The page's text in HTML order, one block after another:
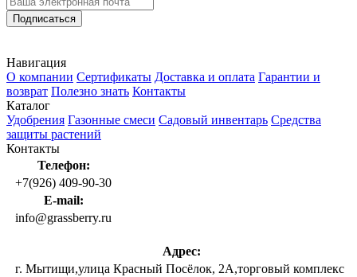
Подписаться
Навигация
О компании Сертификаты Доставка и оплата Гарантии и
возврат Полезно знать Контакты
Каталог
Удобрения Газонные смеси Садовый инвентарь Средства
защиты растений
Контакты
Телефон:
+7(926) 409-90-30
E-mail:
info@grassberry.ru
Адрес:
г. Мытищи,улица Красный Посёлок, 2А,торговый комплекс